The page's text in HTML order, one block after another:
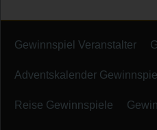
Gewinnspiel Veranstalter
Adventskalender
Reise Gewinnspiele